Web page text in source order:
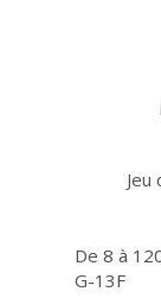
Jeu
De 8 à
G-13F